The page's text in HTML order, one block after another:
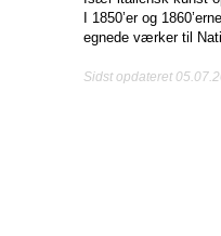
I 1850’er og
egnede værker til
Sidst opdateret